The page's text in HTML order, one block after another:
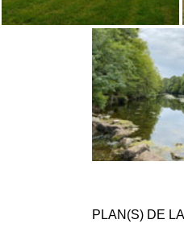
PLAN(S) DE